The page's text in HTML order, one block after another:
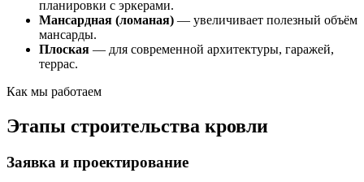
планировки с эркерами.
Мансардная (ломаная) — увеличивает полезный объём
мансарды.
Плоская — для современной архитектуры, гаражей,
террас.
Как мы работаем
Этапы строительства кровли
Заявка и проектирование